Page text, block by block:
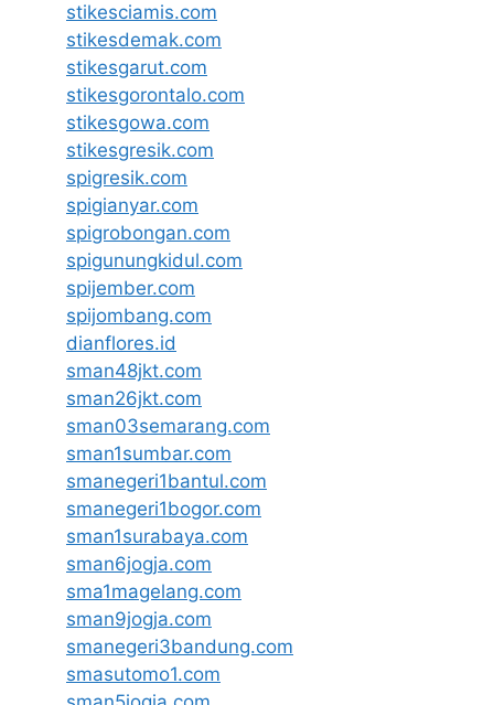
stikesciamis.com
stikesdemak.com
stikesgarut.com
stikesgorontalo.com
stikesgowa.com
stikesgresik.com
spigresik.com
spigianyar.com
spigrobongan.com
spigunungkidul.com
spijember.com
spijombang.com
dianflores.id
sman48jkt.com
sman26jkt.com
sman03semarang.com
sman1sumbar.com
smanegeri1bantul.com
smanegeri1bogor.com
sman1surabaya.com
sman6jogja.com
sma1magelang.com
sman9jogja.com
smanegeri3bandung.com
smasutomo1.com